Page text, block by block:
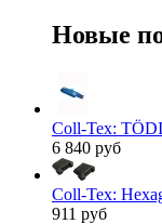
Новые
Coll-Tex:
6 840 руб
Coll-Tex:
911 руб